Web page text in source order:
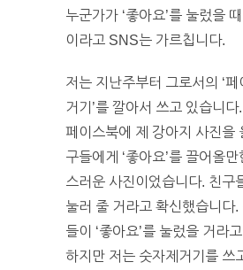
누군가가 ‘좋아요’를 눌렀을
이라고 SNS는 가르칩니다.
저는 지난주부터 그로서의 ‘페
거기’를 깔아서 쓰고 있습니다
페이스북에 제 강아지 사진을
구들에게 ‘좋아요’를 끌어올
스러운 사진이었습니다. 친구
눌러 줄 거라고 확신했습니다
들이 ‘좋아요’를 눌렀을 거라
하지만 저는 숫자제거기를 쓰